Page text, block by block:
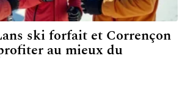
ski forfait et Corrençon
au mieux du